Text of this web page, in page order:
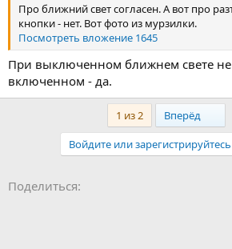
Про ближний свет согласен. А вот про
кнопки - нет. Вот фото из мурзилки.
Посмотреть вложение 1645
При выключенном ближнем свете не
включенном - да.
1 из 2 Вперёд
Войдите или
Поделиться: